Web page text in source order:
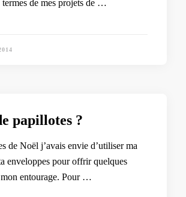
termes de mes projets de …
papillotes ?
de Noël j’avais envie d’utiliser ma
enveloppes pour offrir quelques
entourage. Pour …